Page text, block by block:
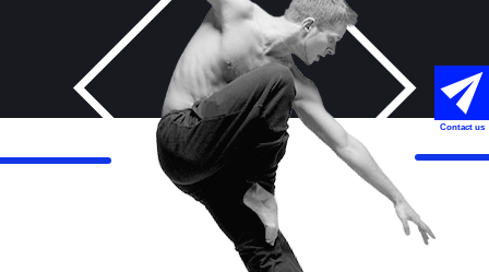
Contact us